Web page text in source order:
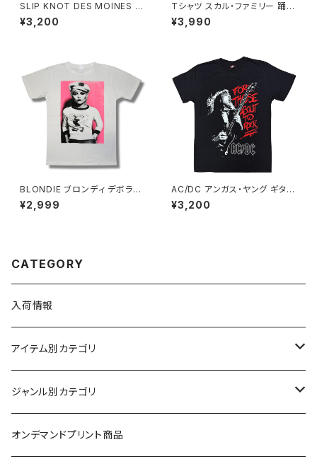
SLIP KNOT DES MOINES IO
WA 1985Ｔシャツ ロックＴシャ
ツ バンドＴシャツ RockYeah s
¥3,200
Tシャツ スカル・ファミリー 踊る
猫 イエロー ゴールドイエロー
ドクロ スカル ネコ パロディ お
¥3,990
BLONDIE ブロンディ デボラハ
リー メンズ 白 ホワイト レディ
ース ロックTシャツ バンドTシャ
¥2,999
AC/DC アンガス・ヤング ギター
メンズ レディース ロックＴシャ
ツ バンドＴシャツ ブラック 半袖
¥3,200
CATEGORY
入荷情報
アイテム別カテゴリ
半袖
ブラック/グレー系
長袖
ジャンル別カテゴリ
オリジナルデザイン
オンデマンドプリント商品